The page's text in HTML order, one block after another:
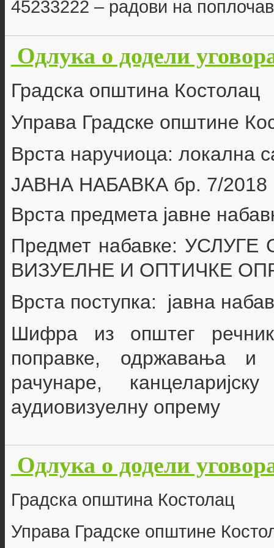
45233222 – радови на
Одлука о додели
Градска општина Костолац
Управа Градске општине
Врста наручиоца: локална
ЈАВНА НАБАВКА бр. 7/2018
Врста предмета јавне
Предмет набавке: УСЛУГЕ
ВИЗУЕЛНЕ И ОПТИЧКЕ
Врста поступка: јавна
Шифра из општег
поправке, одржавања и
рачунаре,
аудиовизуелну опрему
Одлука о додели
Градска општина Костолац
Управа Градске општине